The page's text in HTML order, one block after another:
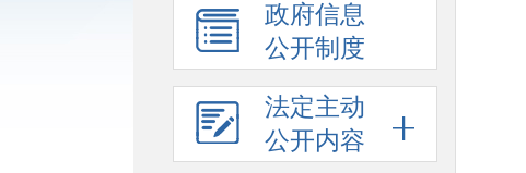
政府信息
公开制度
法定主动
公开内容